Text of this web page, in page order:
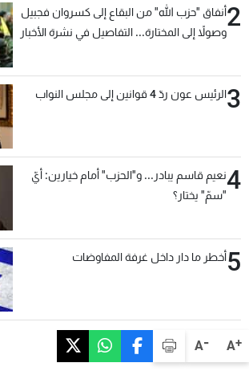
A+
A-
2أنفاق "حزب الله" من البقاع إلى كسروان فجبيل
وصولاً إلى المختارة... التفاصيل في نشرة الأخبار
3الرئيس عون ردّ 4 قوانين إلى مجلس النواب
4نعيم قاسم يبادر... و"الحزب" أمام خيارين: أيّ
"سمّ" يختار؟
5أخطر ما دار داخل غرفة المفاوضات